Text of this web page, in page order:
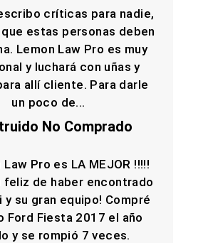
críticas para nadie,
estas personas deben
Lemon Law Pro es muy
y luchará con uñas y
allí cliente. Para darle
un poco de...
No Comprado
Law Pro es LA MEJOR !!!!!
feliz de haber encontrado
y su gran equipo! Compré
Ford Fiesta 2017 el año
y se rompió 7 veces.